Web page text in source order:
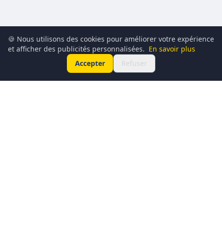
🍪 Nous utilisons des cookies pour améliorer votre expérience
et afficher des publicités personnalisées. En savoir plus
Accepter
Refuser